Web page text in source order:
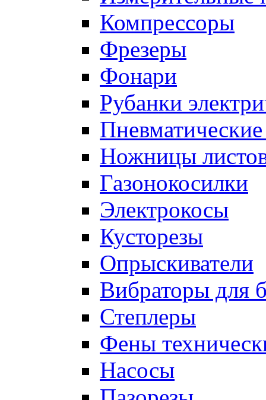
Компрессоры
Фрезеры
Фонари
Рубанки
Ножницы
Газонокосилки
Электрокосы
Кусторезы
Опрыскиватели
Вибраторы для
Степлеры
Фены
Насосы